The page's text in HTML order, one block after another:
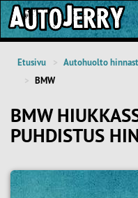
Etusivu Autohuolto
BMW
BMW
PUHDISTUS